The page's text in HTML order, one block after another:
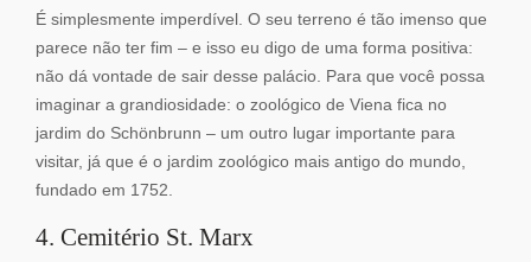
É simplesmente imperdível. O seu terreno é tão imenso que
parece não ter fim – e isso eu digo de uma forma positiva:
não dá vontade de sair desse palácio. Para que você possa
imaginar a grandiosidade: o zoológico de Viena fica no
jardim do Schönbrunn – um outro lugar importante para
visitar, já que é o jardim zoológico mais antigo do mundo,
fundado em 1752.
4. Cemitério St. Marx